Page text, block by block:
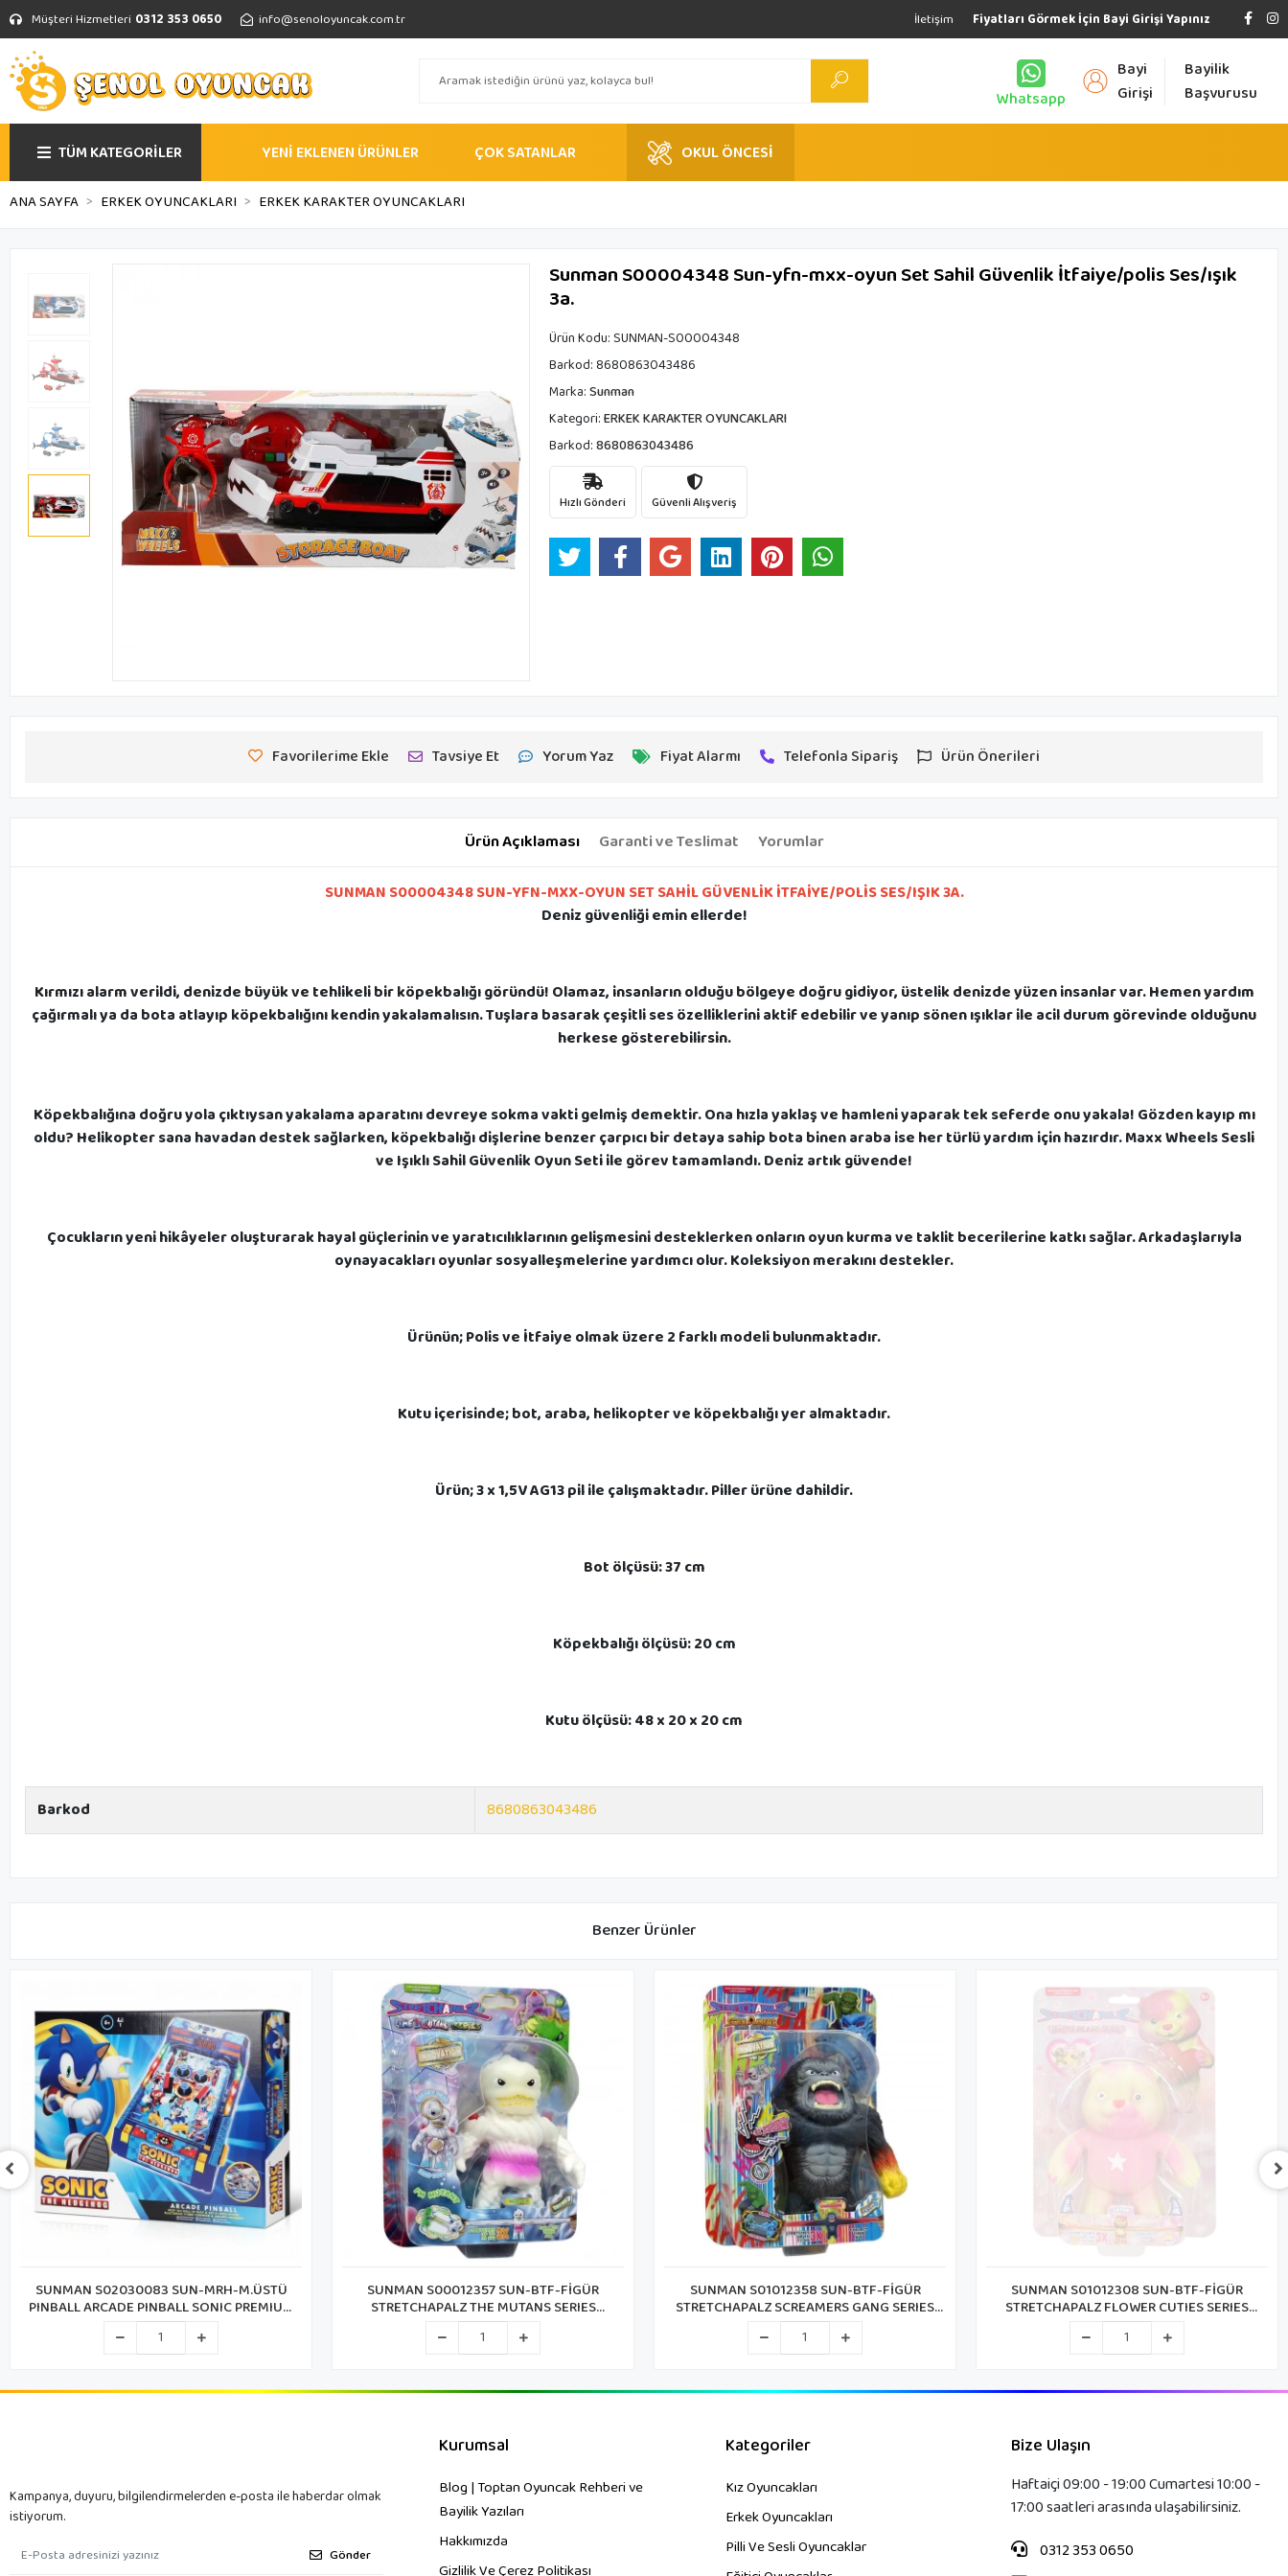
Müşteri Hizmetleri 0312 353 0650 info@senoloyuncak.com.tr Fiyatları Görmek İçin Bayi Girişi Yapınız
İletişim
Whatsapp
Bayi
Girişi
Bayilik
Başvurusu
TÜM KATEGORİLER YENİ EKLENEN ÜRÜNLER ÇOK SATANLAR OKUL ÖNCESİ
ANA SAYFA ERKEK OYUNCAKLARI ERKEK KARAKTER OYUNCAKLARI
Sunman S00004348 Sun-yfn-mxx-oyun Set Sahil Güvenlik İtfaiye/polis Ses/ışık
3a.
Ürün Kodu:SUNMAN-S00004348
Barkod:8680863043486
Marka:Sunman
Kategori:ERKEK KARAKTER OYUNCAKLARI
Barkod:8680863043486
Hızlı Gönderi Güvenli Alışveriş
Favorilerime Ekle Tavsiye Et Yorum Yaz Fiyat Alarmı Telefonla Sipariş Ürün Önerileri
Ürün Açıklaması Garanti ve Teslimat Yorumlar
SUNMAN S00004348 SUN-YFN-MXX-OYUN SET SAHİL GÜVENLİK İTFAİYE/POLİS SES/IŞIK 3A.
Deniz güvenliği emin ellerde!
Kırmızı alarm verildi, denizde büyük ve tehlikeli bir köpekbalığı göründü! Olamaz, insanların olduğu bölgeye doğru gidiyor, üstelik denizde yüzen insanlar var. Hemen yardım
çağırmalı ya da bota atlayıp köpekbalığını kendin yakalamalısın. Tuşlara basarak çeşitli ses özelliklerini aktif edebilir ve yanıp sönen ışıklar ile acil durum görevinde olduğunu
herkese gösterebilirsin.
Köpekbalığına doğru yola çıktıysan yakalama aparatını devreye sokma vakti gelmiş demektir. Ona hızla yaklaş ve hamleni yaparak tek seferde onu yakala! Gözden kayıp mı
oldu? Helikopter sana havadan destek sağlarken, köpekbalığı dişlerine benzer çarpıcı bir detaya sahip bota binen araba ise her türlü yardım için hazırdır. Maxx Wheels Sesli
ve Işıklı Sahil Güvenlik Oyun Seti ile görev tamamlandı. Deniz artık güvende!
Çocukların yeni hikâyeler oluşturarak hayal güçlerinin ve yaratıcılıklarının gelişmesini desteklerken onların oyun kurma ve taklit becerilerine katkı sağlar. Arkadaşlarıyla
oynayacakları oyunlar sosyalleşmelerine yardımcı olur. Koleksiyon merakını destekler.
Ürünün; Polis ve İtfaiye olmak üzere 2 farklı modeli bulunmaktadır.
Kutu içerisinde; bot, araba, helikopter ve köpekbalığı yer almaktadır.
Ürün; 3 x 1,5V AG13 pil ile çalışmaktadır. Piller ürüne dahildir.
Bot ölçüsü: 37 cm
Köpekbalığı ölçüsü: 20 cm
Kutu ölçüsü: 48 x 20 x 20 cm
Barkod 8680863043486
Benzer Ürünler
SUNMAN S02030083 SUN-MRH-M.ÜSTÜ
PINBALL ARCADE PINBALL SONIC PREMIUM
SERİ SES/IŞIK (SONIC)
SUNMAN S00012357 SUN-BTF-FİGÜR
STRETCHAPALZ THE MUTANS SERIES
14CM.6A.KRTL.
SUNMAN S01012358 SUN-BTF-FİGÜR
STRETCHAPALZ SCREAMERS GANG SERIES
16CM.B/O 6A.KRTL
SUNMAN S01012308 SUN-BTF-FİGÜR
STRETCHAPALZ FLOWER CUTIES SERIES
14CM.6A.KRTL.
Kampanya, duyuru, bilgilendirmelerden e-posta ile haberdar olmak
istiyorum.
Gönder
Kurumsal
Blog | Toptan Oyuncak Rehberi ve
Bayilik Yazıları
Hakkımızda
Gizlilik Ve Çerez Politikası
Kategoriler
Kız Oyuncakları
Erkek Oyuncakları
Pilli Ve Sesli Oyuncaklar
Bize Ulaşın
Haftaiçi 09:00 - 19:00 Cumartesi 10:00 -
17:00 saatleri arasında ulaşabilirsiniz.
0312 353 0650